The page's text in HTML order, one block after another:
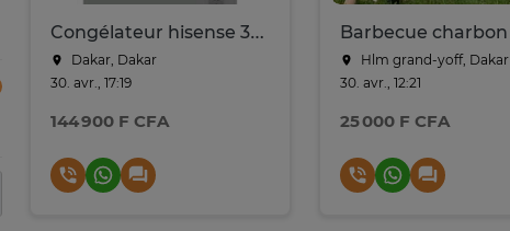
Congélateur hisense 300 litre
Dakar, Dakar
30. avr., 17:19
144 900 F CFA
Hlm grand-yoff, Dakar
30. avr., 12:21
25 000 F CFA